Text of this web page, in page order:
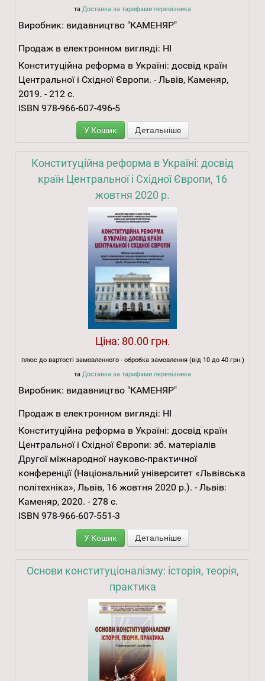
та Доставка за тарифами перевізника
Виробник: видавництво "КАМЕНЯР"
Продаж в електронном вигляді: НІ
Конституційна реформа в Україні: досвід країн
Центральної і Східної Європи. - Львів, Каменяр,
2019. - 212 с.
ISBN 978-966-607-496-5
У Кошик Детальніше
Конституційна реформа в Україні: досвід
країн Центральної і Східної Європи, 16
жовтня 2020 р.
Ціна: 80.00 грн.
плюс до вартості замовленного - обробка замовлення (від 10 до 40 грн.)
та Доставка за тарифами перевізника
Виробник: видавництво "КАМЕНЯР"
Продаж в електронном вигляді: НІ
Конституційна реформа в Україні: досвід країн
Центральної і Східної Європи: зб. матеріалів
Другої міжнародної науково-практичної
конференції (Національний університет «Львівська
політехніка», Львів, 16 жовтня 2020 р.). - Львів:
Каменяр, 2020. - 278 с.
ISBN 978-966-607-551-3
У Кошик Детальніше
Основи конституціоналізму: історія, теорія,
практика